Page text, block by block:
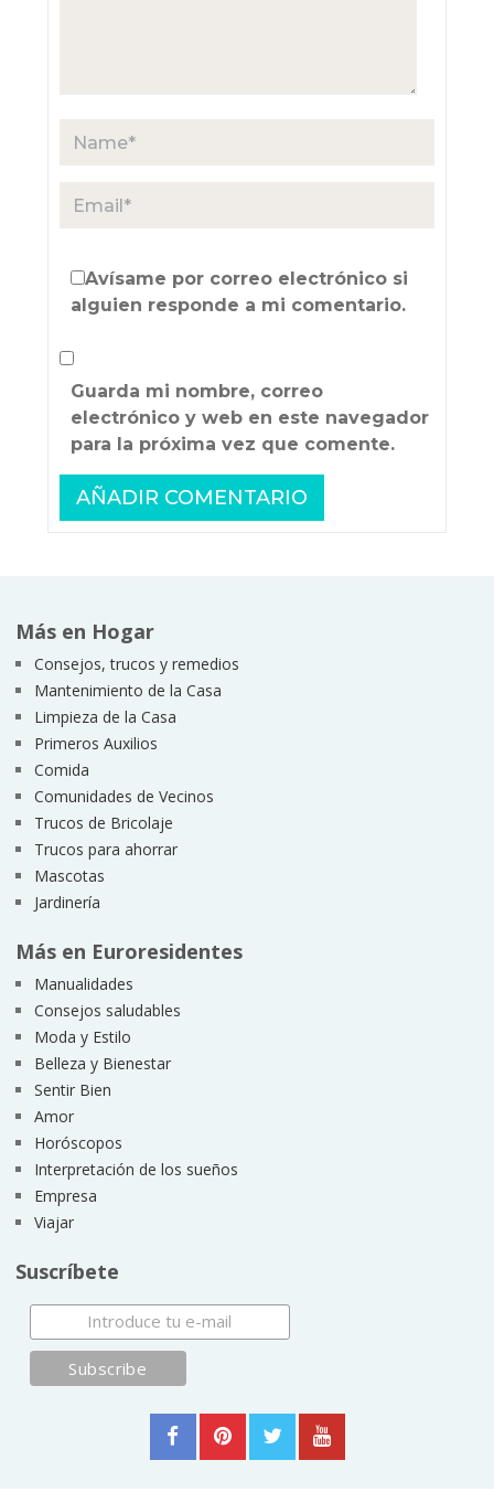
Avísame por correo electrónico si
alguien responde a mi comentario.
Guarda mi nombre, correo
electrónico y web en este navegador
para la próxima vez que comente.
Más en Hogar
Consejos, trucos y remedios
Mantenimiento de la Casa
Limpieza de la Casa
Primeros Auxilios
Comida
Comunidades de Vecinos
Trucos de Bricolaje
Trucos para ahorrar
Mascotas
Jardinería
Más en Euroresidentes
Manualidades
Consejos saludables
Moda y Estilo
Belleza y Bienestar
Sentir Bien
Amor
Horóscopos
Interpretación de los sueños
Empresa
Viajar
Suscríbete